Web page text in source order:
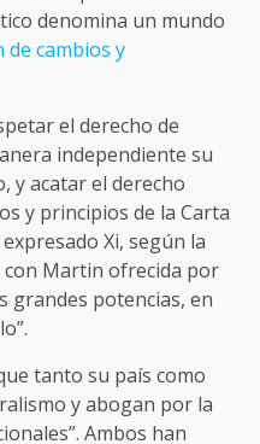
denomina un mundo
cambios y
el derecho de
independiente su
y acatar el derecho
y principios de la Carta
Xi, según la
Martin ofrecida por
grandes potencias, en
tanto su país como
y abogan por la
Ambos han